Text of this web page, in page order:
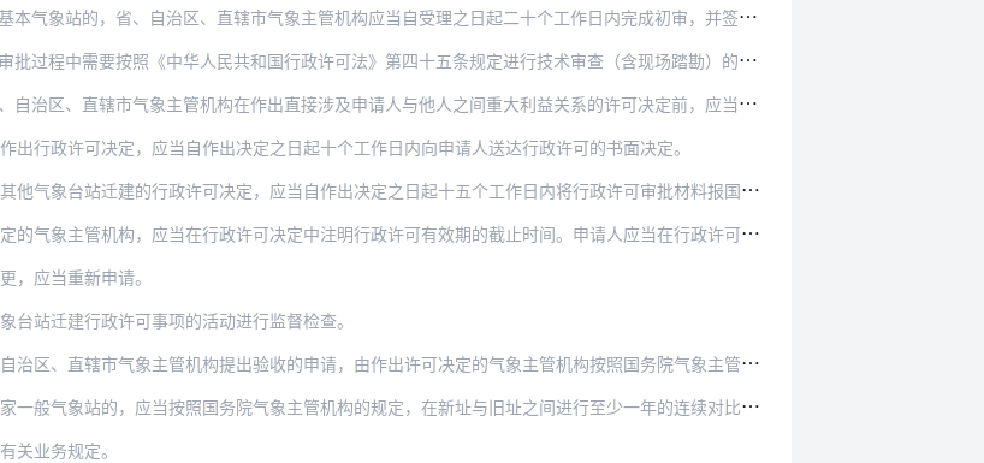
省、自治区、直辖市气象主管机构应当自受理之日起二十个工作日内完成初审，并签署意见后报送国务院气象主管机构审…
要按照《中华人民共和国行政许可法》第四十五条规定进行技术审查（含现场踏勘）的，所需时间不计入审批时间内。
市气象主管机构在作出直接涉及申请人与他人之间重大利益关系的许可决定前，应当告知申请人、利害关系人享有要求听…
出行政许可决定，应当自作出决定之日起十个工作日内向申请人送达行政许可的书面决定。
站迁建的行政许可决定，应当自作出决定之日起十五个工作日内将行政许可审批材料报国务院气象主管机构备案。
构，应当在行政许可决定中注明行政许可有效期的截止时间。申请人应当在行政许可有效期内按照基本建设程序和要求，完…
，应当重新申请。
站迁建行政许可事项的活动进行监督检查。
辖市气象主管机构提出验收的申请，由作出许可决定的气象主管机构按照国务院气象主管机构有关业务规定组织验收。
般气象站的，应当按照国务院气象主管机构的规定，在新址与旧址之间进行至少一年的连续对比观测。
关业务规定。